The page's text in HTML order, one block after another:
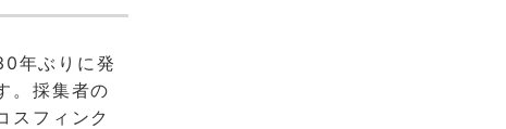
年ぶりに発
。採集者の
スフィンク